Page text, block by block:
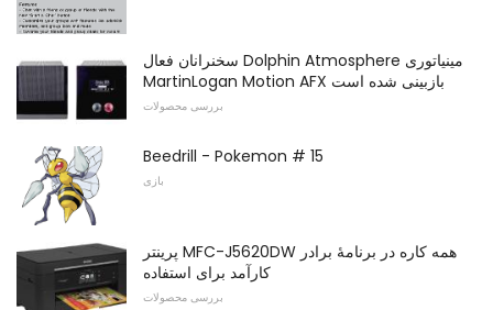
سخنرانان فعال Dolphin Atmosphere مینیاتوری
MartinLogan Motion AFX بازبینی شده است
بررسی محصولات
Beedrill - Pokemon # 15
بازی
پرینتر MFC-J5620DW همه کاره در برنامۀ برادر
کارآمد برای استفاده
بررسی محصولات